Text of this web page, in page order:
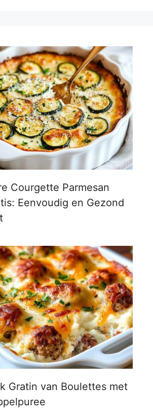
Courgette Parmesan
Eenvoudig en Gezond
Gratin van Boulettes met